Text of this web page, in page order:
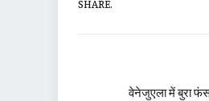
SHARE.
वेनेजुएला में बुरा